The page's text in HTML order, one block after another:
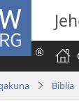
Biblia